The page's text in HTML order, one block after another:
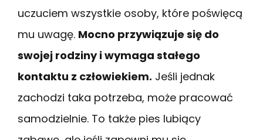
uczuciem wszystkie osoby, które poświęcą
mu uwagę. Mocno przywiązuje się do
swojej rodziny i wymaga stałego
kontaktu z człowiekiem. Jeśli jednak
zachodzi taka potrzeba, może pracować
samodzielnie. To także pies lubiący